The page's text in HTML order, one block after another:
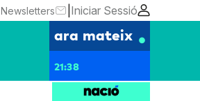
Newsletters Iniciar Sessió
ara mateix
21:38